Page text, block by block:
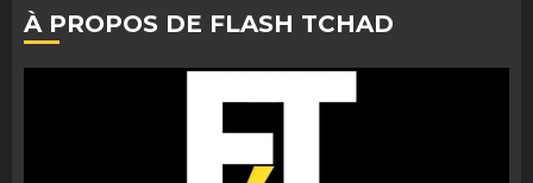
À PROPOS DE FLASH TCHAD